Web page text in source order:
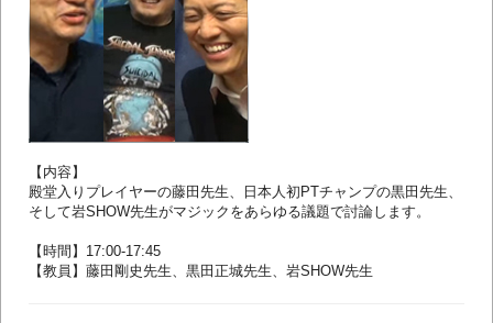
【内容】
殿堂入りプレイヤーの藤田先生、日本人初PTチャンプの黒田先生、
そして岩SHOW先生がマジックをあらゆる議題で討論します。
【時間】17:00-17:45
【教員】藤田剛史先生、黒田正城先生、岩SHOW先生